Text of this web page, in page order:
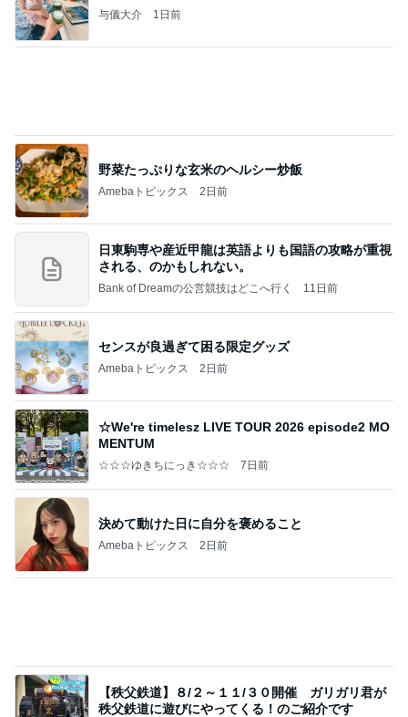
与儀大介 1日前
野菜たっぷりな玄米のヘルシー炒飯
Amebaトピックス 2日前
日東駒専や産近甲龍は英語よりも国語の攻略が重視
される、のかもしれない。
Bank of Dreamの公営競技はどこへ行く 11日前
センスが良過ぎて困る限定グッズ
Amebaトピックス 2日前
☆We're timelesz LIVE TOUR 2026 episode2 MO
MENTUM
☆☆☆ゆきちにっき☆☆☆ 7日前
決めて動けた日に自分を褒めること
Amebaトピックス 2日前
【秩父鉄道】８/２～１１/３０開催 ガリガリ君が
秩父鉄道に遊びにやってくる！のご紹介です